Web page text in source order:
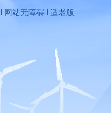
| 网站无障碍 | 适老版